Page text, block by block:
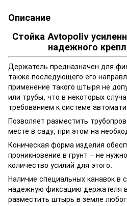
Описание
Стойка Avtopoliv
надежного
Держатель предназначен для
также последующего его
применение такого штыря не
или трубы, что в некоторых
требованием к системе
Позволяет разместить
месте в саду, при этом на
Коническая форма изделия
проникновение в грунт – не
количество усилий для этого.
Наличие специальных канавок в
надежную фиксацию держателя
разместить штырь в земле